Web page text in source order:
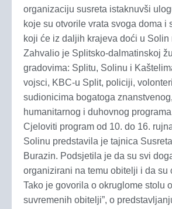
organizaciju susreta istaknuvši
koje su otvorile vrata svoga doma i
koji će iz daljih krajeva doći u Solin
Zahvalio je Splitsko-dalmatinskoj
gradovima: Splitu, Solinu i
vojsci, KBC-u Split, policiji,
sudionicima bogatoga
humanitarnog i duhovnog
Cjeloviti program od 10. do 16.
Solinu predstavila je tajnica
Burazin. Podsjetila je da su svi
organizirani na temu obitelji i da su
Tako je govorila o okruglome stolu
suvremenih obitelji”, o